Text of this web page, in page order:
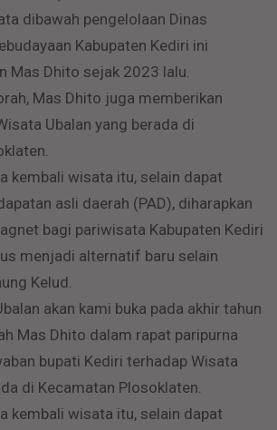
dibawah pengelolaan Dinas
Kabupaten Kediri ini
Mas Dhito sejak 2023 lalu.
Mas Dhito juga memberikan
Ubalan yang berada di
kembali wisata itu, selain dapat
asli daerah (PAD), diharapkan
bagi pariwisata Kabupaten Kediri
menjadi alternatif baru selain
Kelud.
akan kami buka pada akhir tahun
Mas Dhito dalam rapat paripurna
bupati Kediri terhadap Wisata
di Kecamatan Plosoklaten.
kembali wisata itu, selain dapat